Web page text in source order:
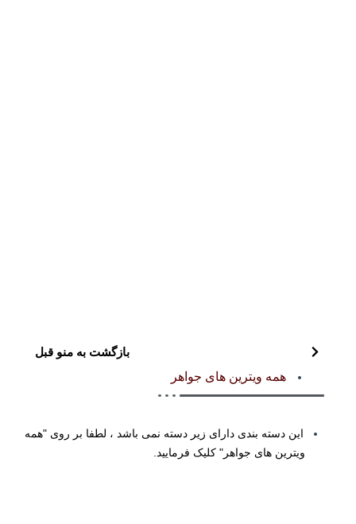
بازگشت به منو قبل
همه ویترین های جواهر
این دسته بندی دارای زیر دسته نمی باشد ، لطفا بر روی "همه
ویترین های جواهر" کلیک فرمایید.